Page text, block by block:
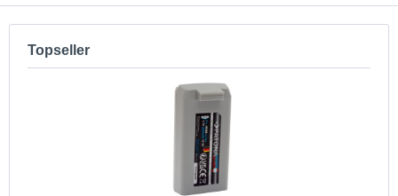
Topseller